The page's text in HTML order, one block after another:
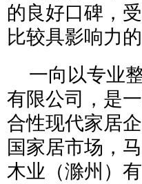
的良好口碑，
比较具影响力
一向以专业
有限公司，是
合性现代家居
国家居市场，
木业（滁州）